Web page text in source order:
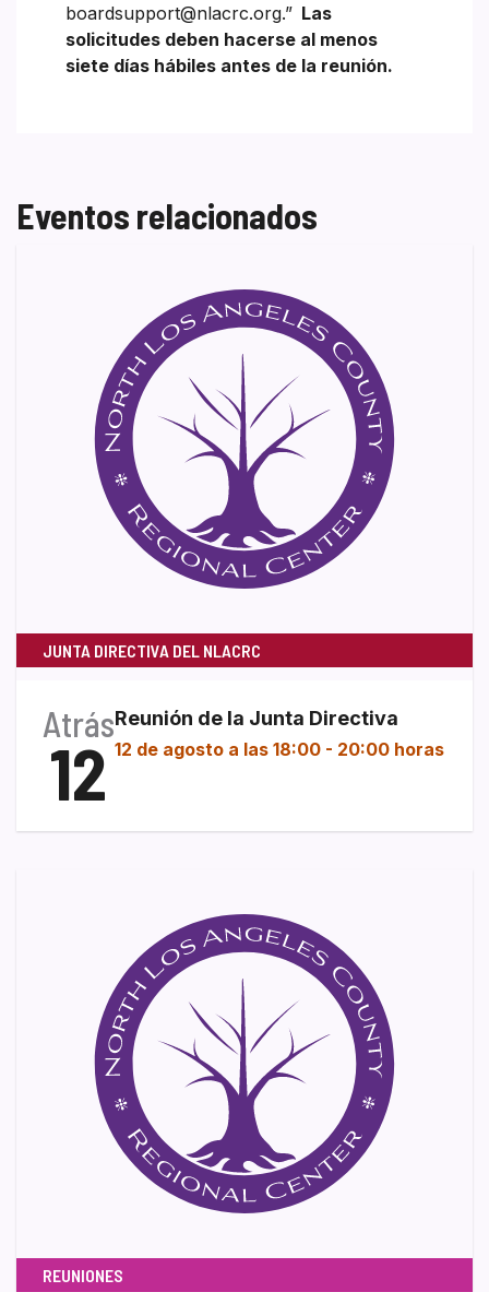
boardsupport@nlacrc.org.” Las
solicitudes deben hacerse al menos
siete días hábiles antes de la reunión.
Eventos relacionados
JUNTA DIRECTIVA DEL NLACRC
Atrás
12
Reunión de la Junta Directiva
12 de agosto a las 18:00 - 20:00 horas
REUNIONES